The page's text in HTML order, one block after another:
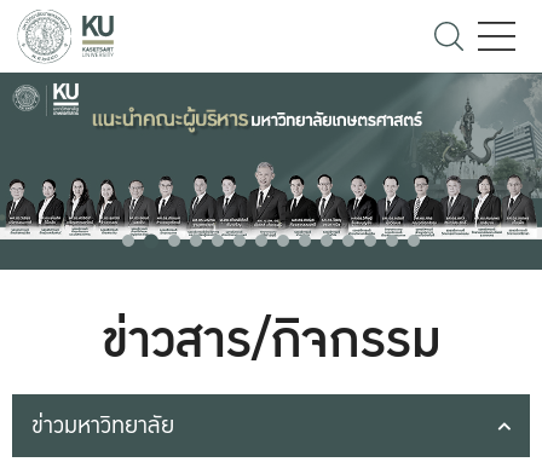
ข่าวสาร/กิจกรรม
ข่าวมหาวิทยาลัย